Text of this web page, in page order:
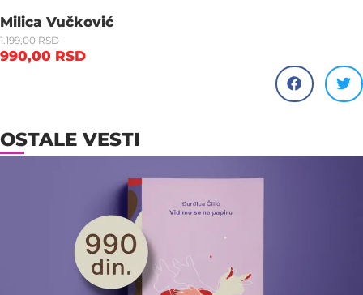
Milica Vučković
1.199,00RSD
990,00 RSD
OSTALE VESTI